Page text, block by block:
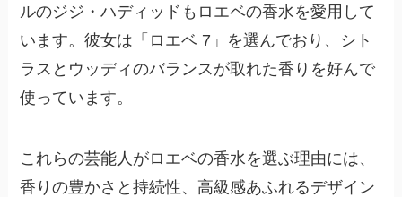
ルのジジ・ハディッドもロエベの香水を愛用して
います。彼女は「ロエベ 7」を選んでおり、シト
ラスとウッディのバランスが取れた香りを好んで
使っています。
これらの芸能人がロエベの香水を選ぶ理由には、
香りの豊かさと持続性、高級感あふれるデザイン